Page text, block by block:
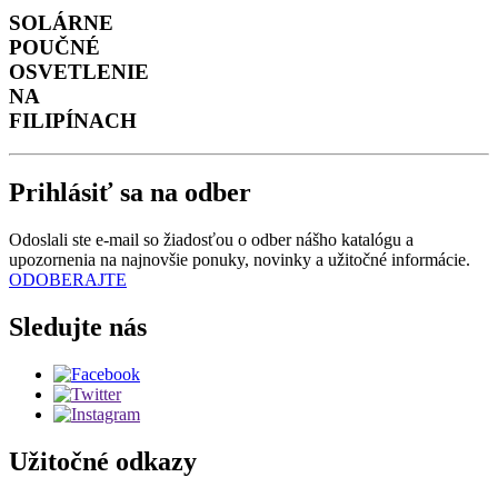
SOLÁRNE
POUČNÉ
OSVETLENIE
NA
FILIPÍNACH
Prihlásiť sa na odber
Odoslali ste e-mail so žiadosťou o odber nášho katalógu a
upozornenia na najnovšie ponuky, novinky a užitočné informácie.
ODOBERAJTE
Sledujte nás
Užitočné odkazy